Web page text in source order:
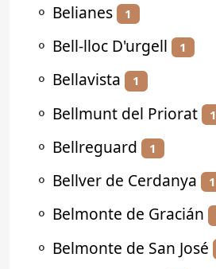
⚬ Belianes 1
⚬ Bell-lloc D'urgell 1
⚬ Bellavista 1
⚬ Bellmunt del Priorat 1
⚬ Bellreguard 1
⚬ Bellver de Cerdanya 1
⚬ Belmonte de Gracián
⚬ Belmonte de San José